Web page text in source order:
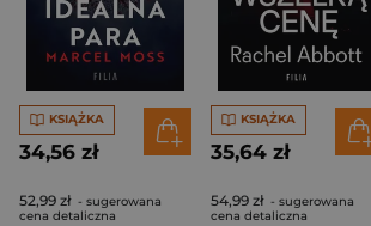
KSIĄŻKA
34,56 zł
52,99 zł - sugerowana
cena detaliczna
KSIĄŻKA
35,64 zł
54,99 zł - sugerowana
cena detaliczna